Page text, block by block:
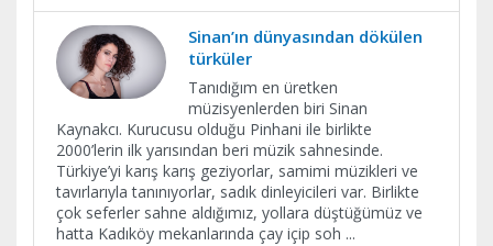
Sinan’ın dünyasından dökülen
türküler
Tanıdığım en üretken
müzisyenlerden biri Sinan
Kaynakcı. Kurucusu olduğu Pinhani ile birlikte
2000’lerin ilk yarısından beri müzik sahnesinde.
Türkiye’yi karış karış geziyorlar, samimi müzikleri ve
tavırlarıyla tanınıyorlar, sadık dinleyicileri var. Birlikte
çok seferler sahne aldığımız, yollara düştüğümüz ve
hatta Kadıköy mekanlarında çay içip soh ...